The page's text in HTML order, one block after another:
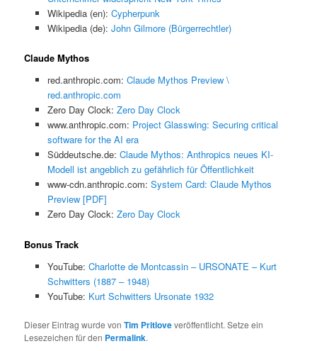
Wikipedia (en): Cypherpunk
Wikipedia (de): John Gilmore (Bürgerrechtler)
Claude Mythos
red.anthropic.com: Claude Mythos Preview \
red.anthropic.com
Zero Day Clock: Zero Day Clock
www.anthropic.com: Project Glasswing: Securing critical
software for the AI era
Süddeutsche.de: Claude Mythos: Anthropics neues KI-
Modell ist angeblich zu gefährlich für Öffentlichkeit
www-cdn.anthropic.com: System Card: Claude Mythos
Preview [PDF]
Zero Day Clock: Zero Day Clock
Bonus Track
YouTube: Charlotte de Montcassin – URSONATE – Kurt
Schwitters (1887 – 1948)
YouTube: Kurt Schwitters Ursonate 1932
Dieser Eintrag wurde vonTim Pritloveveröffentlicht. Setze ein
Lesezeichen für den Permalink.